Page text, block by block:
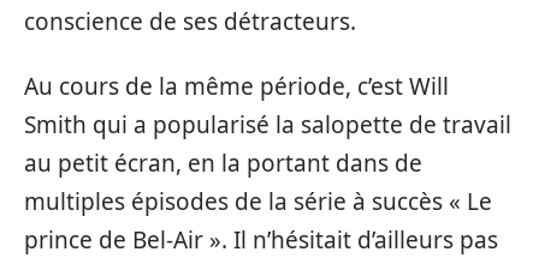
conscience de ses détracteurs.
Au cours de la même période, c’est Will
Smith qui a popularisé la salopette de travail
au petit écran, en la portant dans de
multiples épisodes de la série à succès « Le
prince de Bel-Air ». Il n’hésitait d’ailleurs pas